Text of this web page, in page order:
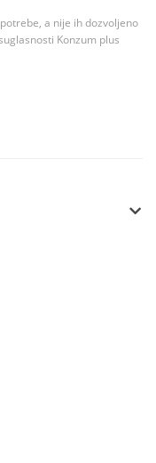
a nije ih dozvoljeno
Konzum plus